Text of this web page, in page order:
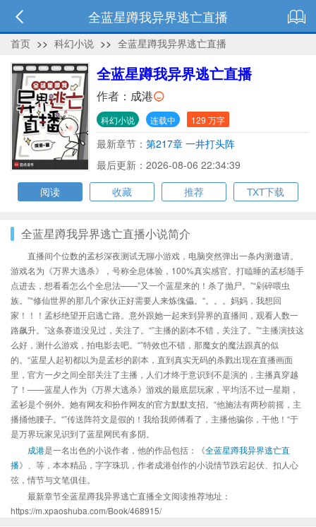
全蓝星蹲我异界逃亡直播
首页 >> 科幻小说 >> 全蓝星蹲我异界逃亡直播
全蓝星蹲我异界逃亡直播
作者： 成港
科幻小说 连载中 129 万字
最新章节： 第217章 一井打头阵
最后更新：2026-08-06 22:34:39
阅读
收藏 推荐 TXT下载
全蓝星蹲我异界逃亡直播小说简介
直播间个位数的孟杉深夜测试无聊小游戏，电脑突然弹出一条内测邀请。
游戏名为《万界大逃杀》，号称全息体验，100%真实感官。打瞌睡的孟杉随手
点进去，想看看怎么个全息法——”又一个蓝星来的！杀了抛尸。”“剁碎喂虫
族。”“修仙世界的那几个家伙正好需要人来炼傀儡。“。。。妈妈，我想回
家！！！孟杉绝望开启逃亡路。意外跟她一起来到异界的直播间，观看人数一
路飙升。”这条赛道没见过，关注了。“”主播的剧本不错，关注了。”“主播演技这
么好，测什么游戏，拍电影去吧。“”特效也不错，那魔女的魔法跟真的似
的。“蓝星人起初都以为是孟杉的剧本，直到真实无码的杀戮出现在直播画面
里，官方一夕之间全部关注了主播，人们才终于意识到不是演的，主播真穿越
了！——蓝星人作为《万界大逃杀》游戏的最底层玩家，平均活不过一星期，
孟衫是个例外。她有网友和扮作网友的官方默默支招。“他施法有两秒前摇，主
播捅他腰子。“”传送阵符文是假的！我给我师傅看了，主播他骗你，干他！“于
是万界玩家见识到了蓝星网民有多阴。
成港是一名出色的小说作者，他的作品包括：《全蓝星蹲我异界逃亡直
播》、等，本本精品，字字珠玑，作者成港创作的小说情节跌宕起伏、扣人心
弦，情节与文笔俱佳。
最新章节全蓝星蹲我异界逃亡直播全文阅读推荐地址：
https://m.xpaoshuba.com/Book/468915/